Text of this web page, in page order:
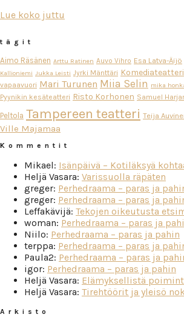
Lue koko juttu
tägit
Aimo Räsänen Arttu Ratinen Auvo Vihro Esa Latva-Äijö
Kallioniemi Jukka Leisti Jyrki Mänttäri Komediateatteri
vapaavuori Mari Turunen Miia Selin mika
Pyynikin kesäteatteri Risto Korhonen Samuel
Peltola Tampereen teatteri Teija
Ville Majamaa
Kommentit
Mikael: Isänpäivä – Kotiläksyä
Heljä Vasara: Varissuolla räpäten
greger: Perhedraama – paras ja
greger: Perhedraama – paras ja
Leffakävijä: Tekojen oikeutusta
woman: Perhedraama – paras ja
Niilo: Perhedraama – paras ja pahin
terppa: Perhedraama – paras ja
Paula2: Perhedraama – paras ja
igor: Perhedraama – paras ja pahin
Heljä Vasara: Elämyksellistä
Heljä Vasara: Tirehtöörit ja yleisö
Arkisto